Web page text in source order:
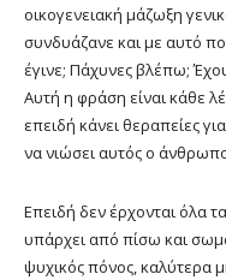
οικογενειακή μάζωξη
συνδυάζανε και με αυτό
έγινε; Πάχυνες βλέπω;
Αυτή η φράση είναι κάθε
επειδή κάνει θεραπείες
να νιώσει αυτός ο
Επειδή δεν έρχονται όλα
υπάρχει από πίσω και
ψυχικός πόνος, καλύτερα